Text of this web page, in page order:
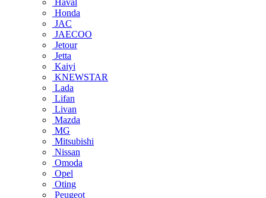
Haval
Honda
JAC
JAECOO
Jetour
Jetta
Kaiyi
KNEWSTAR
Lada
Lifan
Livan
Mazda
MG
Mitsubishi
Nissan
Omoda
Opel
Oting
Peugeot